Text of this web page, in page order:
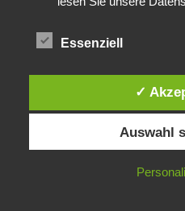
Februar 2011
Januar 2011
August 2010
August 2009
Diese Website verwendet Cookies.
Website stimmst du der
IN
Essenziell
✓
Auswahl